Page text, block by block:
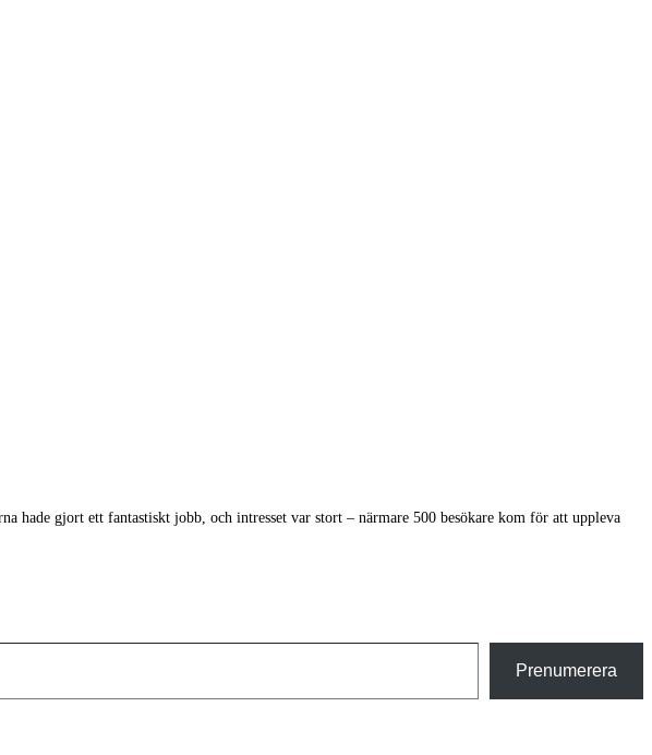
hade gjort ett fantastiskt jobb, och intresset var stort – närmare 500 besökare kom för att uppleva
Prenumerera